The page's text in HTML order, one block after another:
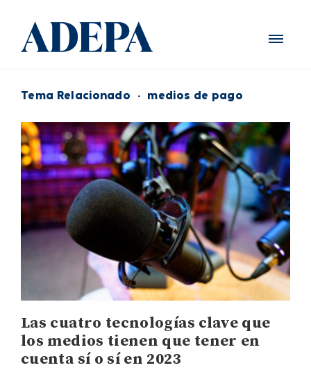
Tema Relacionado · medios de pago
Las cuatro tecnologías clave que
los medios tienen que tener en
cuenta sí o sí en 2023